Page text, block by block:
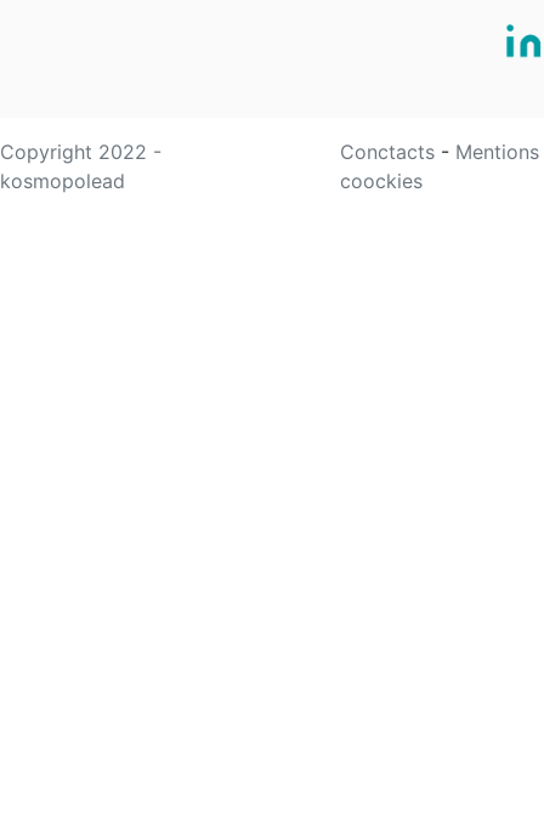
Copyright 2022 -
kosmopolead
Conctacts -
coockies